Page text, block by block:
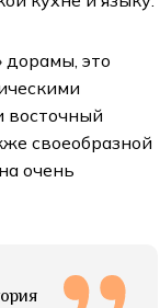
дорамы, это
восточный
своеобразной
очень